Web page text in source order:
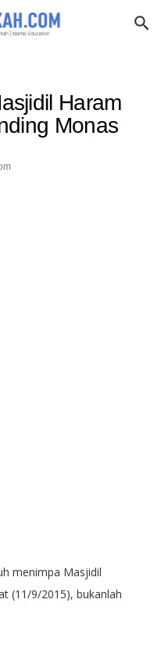
Haram
Monas
menimpa Masjidil
(11/9/2015), bukanlah